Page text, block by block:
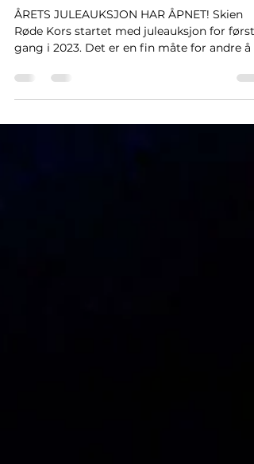
Juleauksjon
ÅRETS JULEAUKSJON HAR ÅPNET! Skien
Røde Kors startet med juleauksjon for første
gang i 2023. Det er en fin måte for andre å